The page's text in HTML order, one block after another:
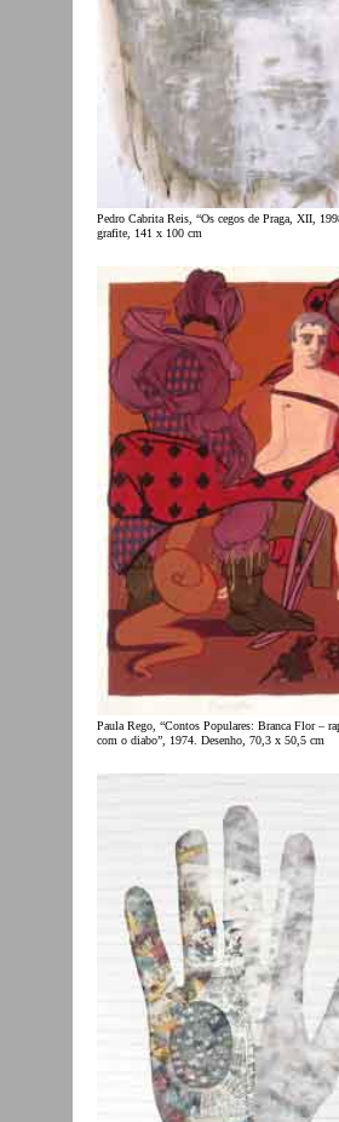
Pedro Cabrita Reis, “Os cegos de Praga, XII,
grafite, 141 x 100 cm
Paula Rego, “Contos Populares: Branca Flor –
com o diabo”, 1974. Desenho, 70,3 x 50,5 cm